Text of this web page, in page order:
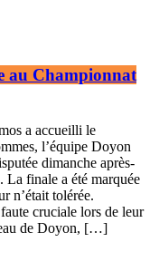
au Championnat
a accueilli le
l’équipe Doyon
dimanche après-
La finale a été marquée
n’était tolérée.
cruciale lors de leur
de Doyon, […]